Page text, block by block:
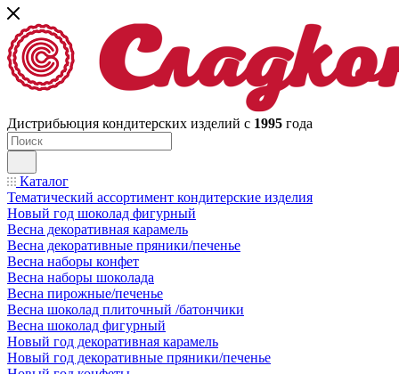
Дистрибьюция кондитерских изделий с 1995 года
Каталог
Тематический ассортимент кондитерские изделия
Новый год шоколад фигурный
Весна декоративная карамель
Весна декоративные пряники/печенье
Весна наборы конфет
Весна наборы шоколада
Весна пирожные/печенье
Весна шоколад плиточный /батончики
Весна шоколад фигурный
Новый год декоративная карамель
Новый год декоративные пряники/печенье